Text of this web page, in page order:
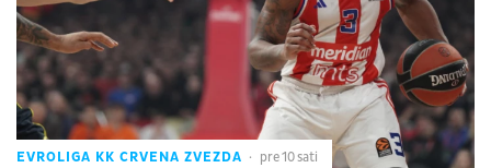
EVROLIGA KK CRVENA ZVEZDA pre 10 sati